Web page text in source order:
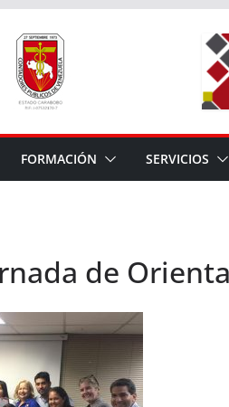
FORMACIÓN SERVICIOS
de